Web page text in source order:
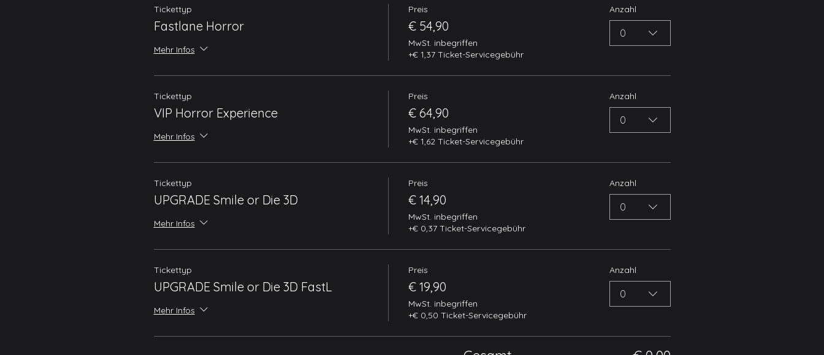
Tickettyp
Fastlane Horror
Mehr Infos
Preis
€ 54,90
MwSt. inbegriffen
+€ 1,37 Ticket-Servicegebühr
Anzahl
0
Tickettyp
VIP Horror Experience
Mehr Infos
Preis
€ 64,90
MwSt. inbegriffen
+€ 1,62 Ticket-Servicegebühr
Anzahl
0
Tickettyp
UPGRADE Smile or Die 3D
Mehr Infos
Preis
€ 14,90
MwSt. inbegriffen
+€ 0,37 Ticket-Servicegebühr
Anzahl
0
Tickettyp
UPGRADE Smile or Die 3D FastL
Mehr Infos
Preis
€ 19,90
MwSt. inbegriffen
+€ 0,50 Ticket-Servicegebühr
Anzahl
0